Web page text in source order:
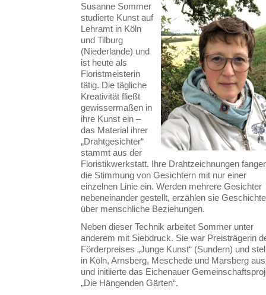
Susanne Sommer
studierte Kunst auf
Lehramt in Köln
und Tilburg
(Niederlande) und
ist heute als
Floristmeisterin
tätig. Die tägliche
Kreativität fließt
gewissermaßen in
ihre Kunst ein –
das Material ihrer
„Drahtgesichter“
stammt aus der
Floristikwerkstatt. Ihre Drahtzeichnungen
die Stimmung von Gesichtern mit nur einer
einzelnen Linie ein. Werden mehrere Gesichter
nebeneinander gestellt, erzählen sie
über menschliche Beziehungen.
Neben dieser Technik arbeitet Sommer unter
anderem mit Siebdruck. Sie war Preisträgerin
Förderpreises „Junge Kunst“ (Sundern) und
in Köln, Arnsberg, Meschede und Marsberg aus
und initiierte das Eichenauer
„Die Hängenden Gärten“.